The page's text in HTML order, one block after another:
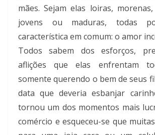
mães. Sejam elas loiras,
jovens ou maduras, todas
característica em comum: o amor
Todos sabem dos esforços,
aflições que elas enfrentam
somente querendo o bem de seus
data que deveria esbanjar
tornou um dos momentos mais
comércio e esqueceu-se que